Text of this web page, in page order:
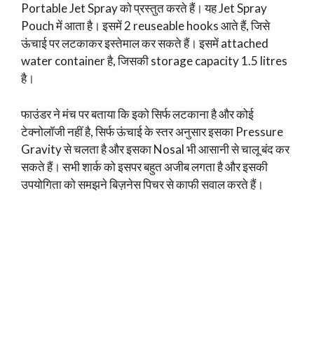
Portable Jet Spray को प्रस्तुत करते हैं। यह Jet Spray
Pouch में आता है। इसमें 2 reuseable hooks आते हैं, जिसे
ऊंचाई पर लटकाकर इस्तेमाल कर सकते हैं। इसमें attached
water container है, जिसकी storage capacity 1.5 litres
है।
फाउंडर ने मंच पर बताया कि इको सिर्फ लटकाना है और कोई
टेक्नोलॉजी नहीं है, सिर्फ ऊंचाई के स्तर अनुसार इसका Pressure
Gravity से चलता है और इसका Nosal भी आसानी से चालू बंद कर
सकते हैं। सभी शार्क को इसपर बहुत अजीब लगता है और इसकी
उपयोगिता को समझने बिज़नेस पिचर से काफी सवाल करते हैं।